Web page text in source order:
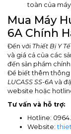
toàn của máy.
Mua Máy
6A Chính
Đến với Thiết Bị Y
và giá cả của các
đến sản phẩm
Để biết thêm thông
LUCASS SS-6A và
website hoặc
Tư vấn và hỗ trợ:
Hotline:
Website: